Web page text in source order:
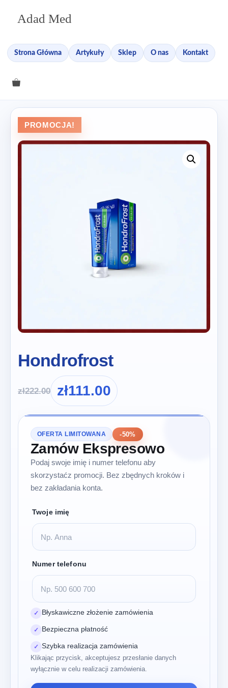
Adad Med
Strona Główna Artykuły Sklep O nas Kontakt
PROMOCJA!
Hondrofrost
zł222.00 zł111.00
OFERTA LIMITOWANA -50%
Zamów Ekspresowo
Podaj swoje imię i numer telefonu aby
skorzystaćz promocji. Bez zbędnych kroków i
bez zakładania konta.
Twoje imię
Numer telefonu
✓ Błyskawiczne złożenie zamówienia
✓ Bezpieczna płatność
✓ Szybka realizacja zamówienia
Klikając przycisk, akceptujesz przesłanie danych
wyłącznie w celu realizacji zamówienia.